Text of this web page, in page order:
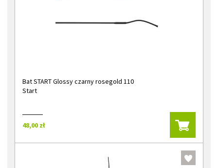
Bat START Glossy czarny rosegold 110
Start
48,00 zł